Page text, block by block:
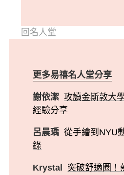
回名人堂
更多易禧名人堂分享
謝依潔 攻讀金斯敦大
經驗分享
呂晨瑀 從手繪到NYU
錄
Krystal 突破舒適圈！